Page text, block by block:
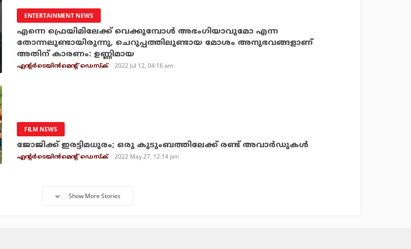
ENTERTAINMENT NEWS
എന്നെ ഫ്രെയിമിലേക്ക് വെക്കുമ്പോൾ അഭംഗിയാവുമോ എന്ന
തോന്നലുണ്ടായിരുന്നു, ചെറുപ്പത്തിലുണ്ടായ മോശം അനുഭവങ്ങളാണ്
അതിന് കാരണം: ഉണ്ണിമായ
എന്റര്‍ടെയിന്‍മെന്റ് ഡെസ്‌ക് 2022 Jul 12, 04:16 am
FILM NEWS
ജോജിക്ക് ഇരട്ടിമധുരം; ഒരു കുടുംബത്തിലേക്ക് രണ്ട് അവാര്‍ഡുകള്‍
എന്റര്‍ടെയിന്‍മെന്റ് ഡെസ്‌ക് 2022 May 27, 12:14 pm
Show More Stories